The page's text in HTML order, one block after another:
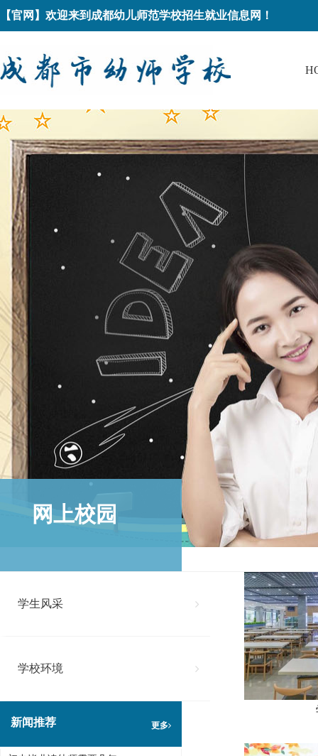
【官网】欢迎来到成都幼儿师范学校招生就业信息网！
网上校园
学生风采
学校环境
新闻推荐 更多